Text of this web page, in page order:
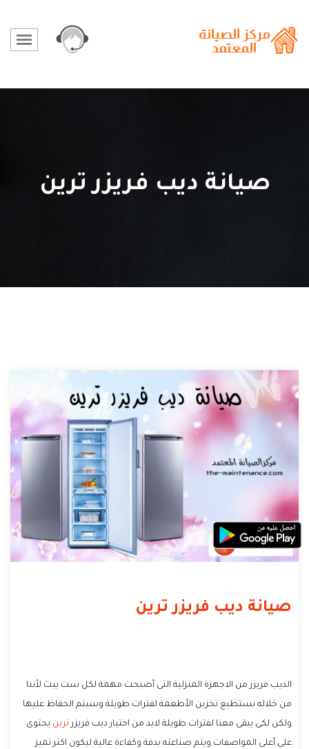
صيانة ديب فريزر ترين
صيانة ديب فريزر ترين
الديب فريزر من الاجهزة المنزلية التى أصبحت مهمة لكل ست بيت لأننا
من خلاله نستطيع تخزين الأطعمة لفترات طويلة وسيتم الحفاظ عليها
ولكن لكى يبقى معنا لفترات طويلة لابد من اختيار ديب فريزر ترين يحتوى
على أعلى المواصفات ويتم صناعته بدقة وكفاءة عالية ليكون اكثر تميز